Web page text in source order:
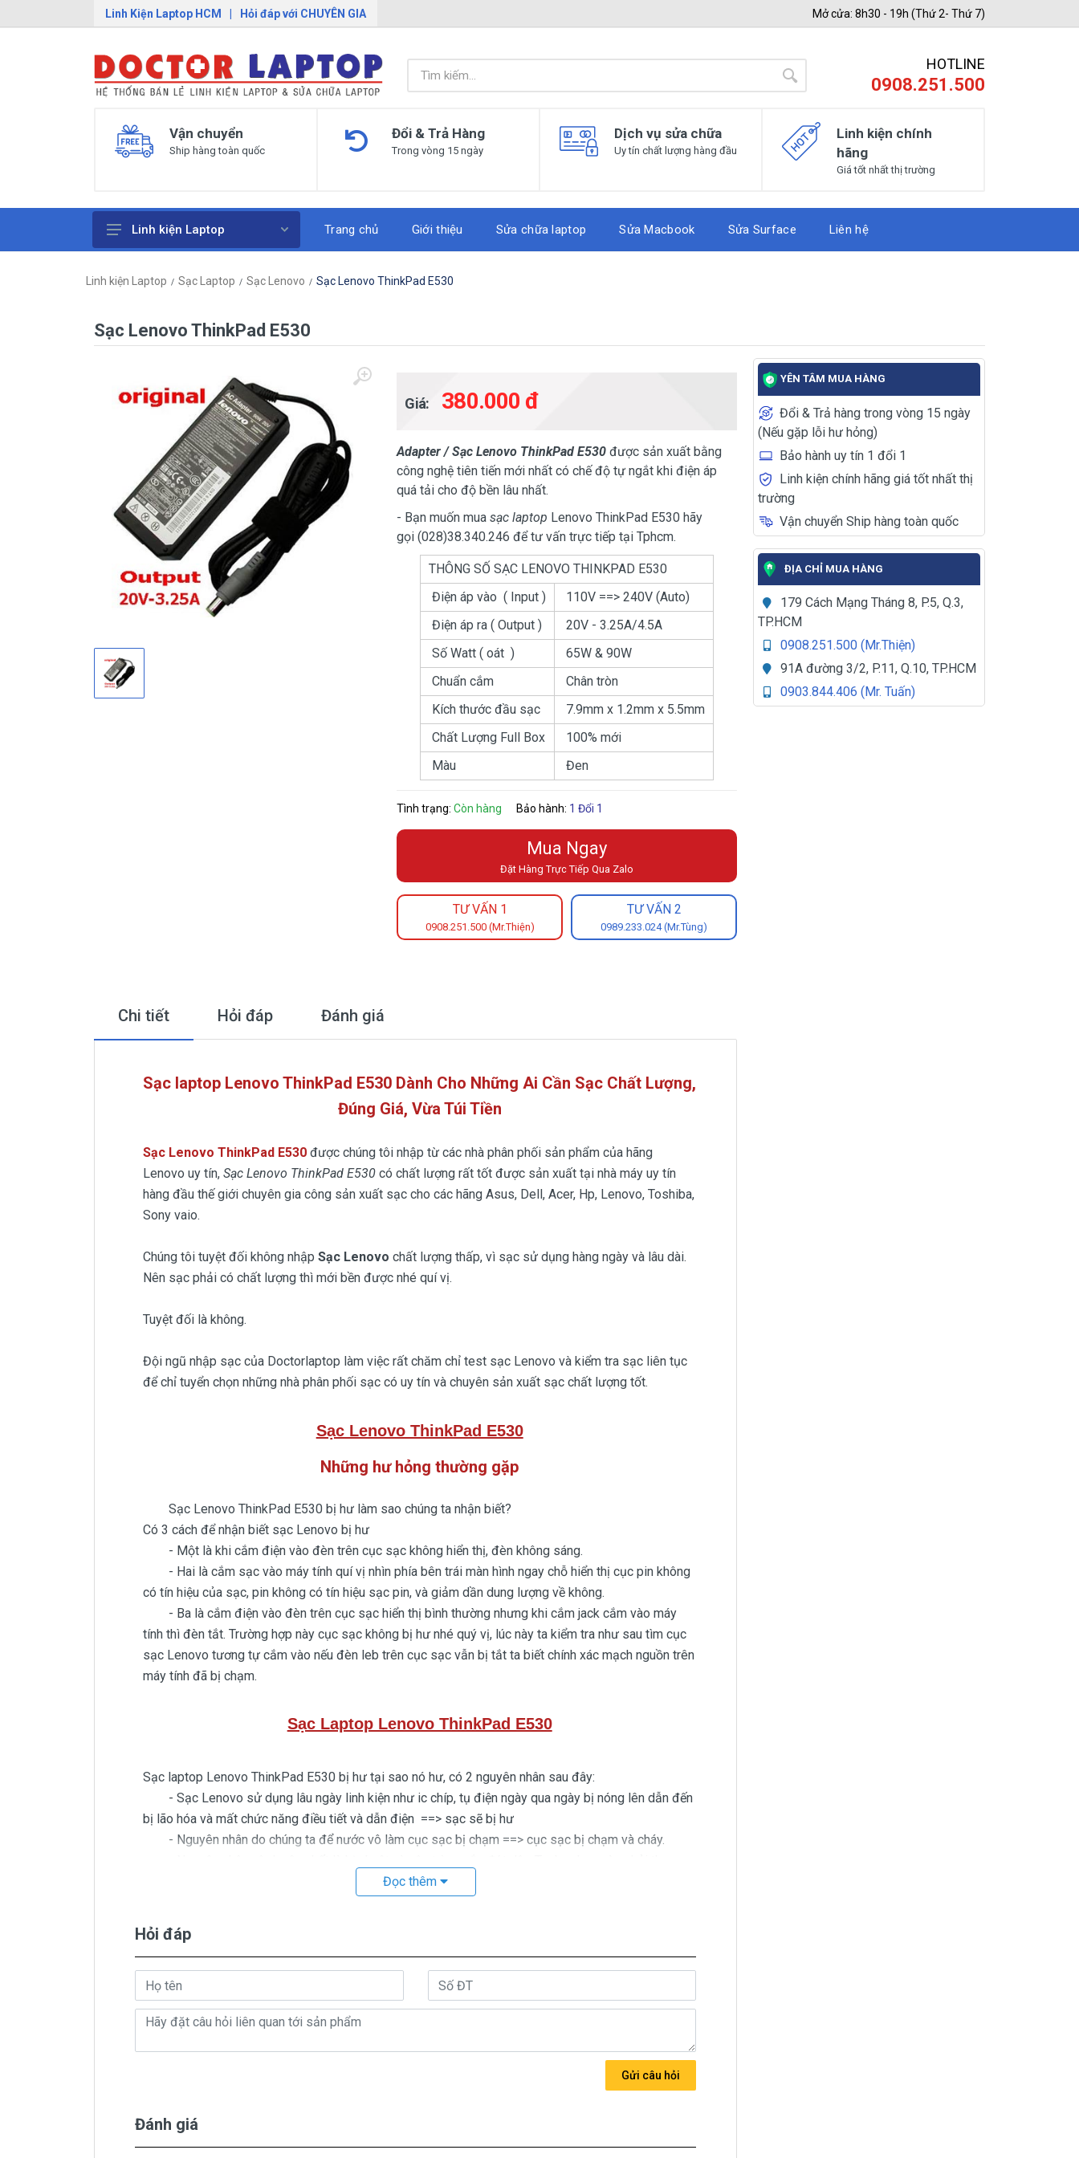
Linh Kiện Laptop HCM | Hỏi đáp với CHUYÊN GIA Mở cửa: 8h30 - 19h (Thứ 2- Thứ 7)
HOTLINE
0908.251.500
Vận chuyển
Ship hàng toàn quốc
Đổi & Trả Hàng
Trong vòng 15 ngày
Dịch vụ sửa chữa
Uy tín chất lượng hàng đầu
Linh kiện chính
hãng
Giá tốt nhất thị trường
Bàn Phím Laptop
Ổ cứng SSD laptop
Ram Máy Tính
Dịch vụ thay pin Surface chính
hãng, uy tín tại tphcm
Thay sạc Surface Pro
Thay màn hình Surface Pro
Quạt Laptop
Linh kiện Laptop Trang chủ Giới thiệu Sửa chữa laptop Sửa Macbook Sửa Surface Liên hệ
Linh kiện Laptop Sạc Laptop Sạc Lenovo Sạc Lenovo ThinkPad E530
Sạc Lenovo ThinkPad E530
Giá: 380.000 đ
Adapter / Sạc Lenovo ThinkPad E530 được sản xuất bằng
công nghệ tiên tiến mới nhất có chế độ tự ngắt khi điện áp
quá tải cho độ bền lâu nhất.
- Bạn muốn muasạc laptop Lenovo ThinkPad E530 hãy
gọi (028)38.340.246 để tư vấn trực tiếp tại Tphcm.
THÔNG SỐ SẠC LENOVO THINKPAD E530
Điện áp vào ( Input )
110V ==> 240V (Auto)
Điện áp ra ( Output )
20V - 3.25A/4.5A
Số Watt ( oát )
65W & 90W
Chuẩn cắm
Chân tròn
Kích thước đầu sạc
7.9mm x 1.2mm x 5.5mm
Chất Lượng Full Box
100% mới
Màu
Đen
Tình trạng:Còn hàng Bảo hành: 1 Đổi 1
Mua Ngay
Đặt Hàng Trực Tiếp Qua Zalo
TƯ VẤN 1
0908.251.500 (Mr.Thiện)
TƯ VẤN 2
0989.233.024 (Mr.Tùng)
YÊN TÂM MUA HÀNG
Đổi & Trả hàng trong vòng 15 ngày
(Nếu gặp lỗi hư hỏng)
Bảo hành uy tín 1 đổi 1
Linh kiện chính hãng giá tốt nhất thị
trường
Vận chuyển Ship hàng toàn quốc
ĐỊA CHỈ MUA HÀNG
179 Cách Mạng Tháng 8, P.5, Q.3,
TP.HCM
0908.251.500 (Mr.Thiện)
91A đường 3/2, P.11, Q.10, TP.HCM
0903.844.406 (Mr. Tuấn)
Chi tiết Hỏi đáp Đánh giá
Sạc laptop Lenovo ThinkPad E530 Dành Cho Những Ai Cần Sạc Chất Lượng,
Đúng Giá, Vừa Túi Tiền
Sạc Lenovo ThinkPad E530 được chúng tôi nhập từ các nhà phân phối sản phẩm của hãng
Lenovo uy tín, Sạc Lenovo ThinkPad E530 có chất lượng rất tốt được sản xuất tại nhà máy uy tín
hàng đầu thế giới chuyên gia công sản xuất sạc cho các hãng Asus, Dell, Acer, Hp, Lenovo, Toshiba,
Sony vaio.
Chúng tôi tuyệt đối không nhập Sạc Lenovo chất lượng thấp, vì sạc sử dụng hàng ngày và lâu dài.
Nên sạc phải có chất lượng thì mới bền được nhé quí vị.
Tuyệt đối là không.
Đội ngũ nhập sạc của Doctorlaptop làm việc rất chăm chỉ test sạc Lenovo và kiểm tra sạc liên tục
để chỉ tuyển chọn những nhà phân phối sạc có uy tín và chuyên sản xuất sạc chất lượng tốt.
Sạc Lenovo ThinkPad E530
Những hư hỏng thường gặp
Sạc Lenovo ThinkPad E530 bị hư làm sao chúng ta nhận biết?
Có 3 cách để nhận biết sạc Lenovo bị hư
- Một là khi cắm điện vào đèn trên cục sạc không hiển thị, đèn không sáng.
- Hai là cắm sạc vào máy tính quí vị nhìn phía bên trái màn hình ngay chỗ hiển thị cục pin không
có tín hiệu của sạc, pin không có tín hiệu sạc pin, và giảm dần dung lượng về không.
- Ba là cắm điện vào đèn trên cục sạc hiển thị bình thường nhưng khi cắm jack cắm vào máy
tính thì đèn tắt. Trường hợp này cục sạc không bị hư nhé quý vị, lúc này ta kiểm tra như sau tìm cục
sạc Lenovo tương tự cắm vào nếu đèn leb trên cục sạc vẫn bị tắt ta biết chính xác mạch nguồn trên
máy tính đã bị chạm.
Sạc Laptop Lenovo ThinkPad E530
Sạc laptop Lenovo ThinkPad E530 bị hư tại sao nó hư, có 2 nguyên nhân sau đây:
- Sạc Lenovo sử dụng lâu ngày linh kiện như ic chíp, tụ điện ngày qua ngày bị nóng lên dẫn đến
bị lão hóa và mất chức năng điều tiết và dẫn điện ==> sạc sẽ bị hư
- Nguyên nhân do chúng ta để nước vô làm cục sạc bị chạm ==> cục sạc bị chạm và cháy.
cục sạc mới nhé, để vậy sử dụng có ngày ôm hận vì bên trong dây sạc có một dây âm và một dây
Tốt nhất mua cục sạc mới cho chắc cú.
Giá Sạc Lenovo chính hãng mua là bao nhiêu
Trên thị trường thì có nhiều loại sạc cho máy tính Lenovo thượng vàng hạ cám chất lượng bèo
( sạc Oem sạc thay thế của hãng thứ 3 sản xuất nhé )
Đọc thêm
Hỏi đáp
Gửi câu hỏi
Đánh giá